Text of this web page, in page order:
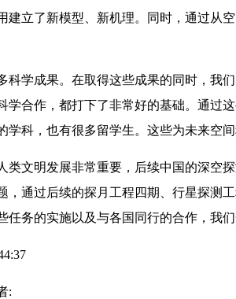
建立了新模型、新机理。同时，通过从
科学成果。在取得这些成果的同时，我
学合作，都打下了非常好的基础。通过
学科，也有很多留学生。这些为未来空
类文明发展非常重要，后续中国的深空
，通过后续的探月工程四期、行星探测
任务的实施以及与各国同行的合作，我
: